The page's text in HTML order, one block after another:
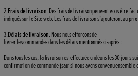
2.Frais de livraison. Des frais de livraison peuvent vous être
indiqués sur le Site web. Les frais de livraison s’ajouteront au
3.Délais de livraison. Nous nous efforçons de
livrer les commandes dans les délais mentionnés ci-après :
Dans tous les cas, la livraison est effectuée endéans les 30 jours
confirmation de commande (sauf si nous avons convenu